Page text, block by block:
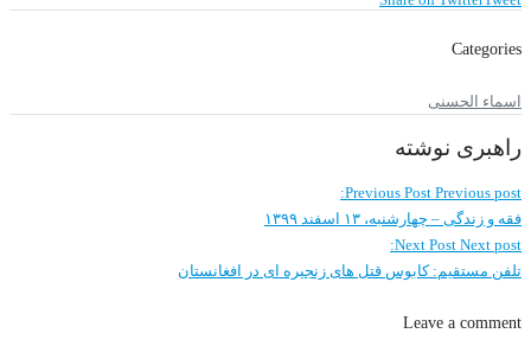
Categories
اسماء الحسنی
راهبری نوشته
Previous Post Previous post:
فقه و زندگی – چهارشنبه، ۱۳ اسفند ۱۳۹۹
Next Post Next post:
تلفن مستقیم: کابوس قتل های زنجیره ای در افغانستان
Leave a comment